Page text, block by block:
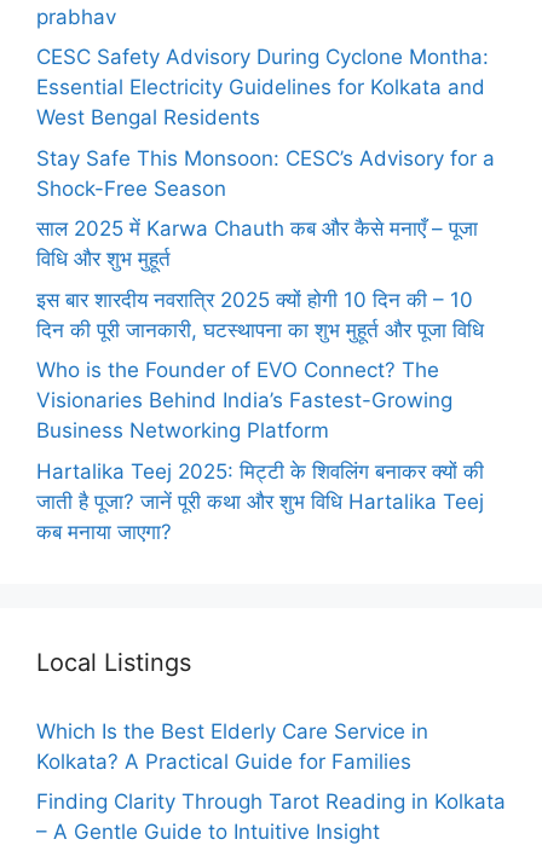
prabhav
CESC Safety Advisory During Cyclone Montha:
Essential Electricity Guidelines for Kolkata and
West Bengal Residents
Stay Safe This Monsoon: CESC’s Advisory for a
Shock-Free Season
साल 2025 में Karwa Chauth कब और कैसे मनाएँ – पूजा
विधि और शुभ मुहूर्त
इस बार शारदीय नवरात्रि 2025 क्यों होगी 10 दिन की – 10
दिन की पूरी जानकारी, घटस्थापना का शुभ मुहूर्त और पूजा विधि
Who is the Founder of EVO Connect? The
Visionaries Behind India’s Fastest-Growing
Business Networking Platform
Hartalika Teej 2025: मिट्टी के शिवलिंग बनाकर क्यों की
जाती है पूजा? जानें पूरी कथा और शुभ विधि Hartalika Teej
कब मनाया जाएगा?
Local Listings
Which Is the Best Elderly Care Service in
Kolkata? A Practical Guide for Families
Finding Clarity Through Tarot Reading in Kolkata
– A Gentle Guide to Intuitive Insight